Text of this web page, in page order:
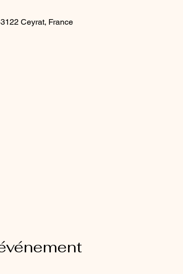
Ceyrat, France